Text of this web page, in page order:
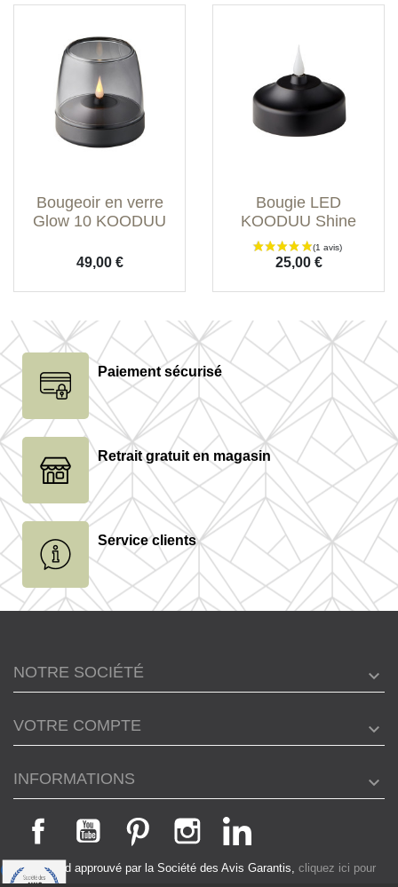
(1 avis)
Bougeoir en verre
Glow 10 KOODUU
Prix
49,00 €
Bougie LED
KOODUU Shine
Prix
25,00 €
Paiement sécurisé
Retrait gratuit en magasin
Service clients
NOTRE SOCIÉTÉ
VOTRE COMPTE
INFORMATIONS
Marchand approuvé par la Société des Avis Garantis, cliquez ici pour
vérifier.